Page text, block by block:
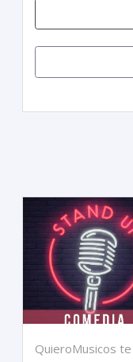
QuieroMusicos